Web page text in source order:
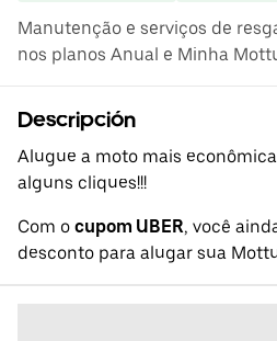
Manutenção e serviços de
nos planos Anual e Minha
Descripción
Alugue a moto mais
alguns cliques!!!
Com o cupom UBER, você
desconto para alugar sua